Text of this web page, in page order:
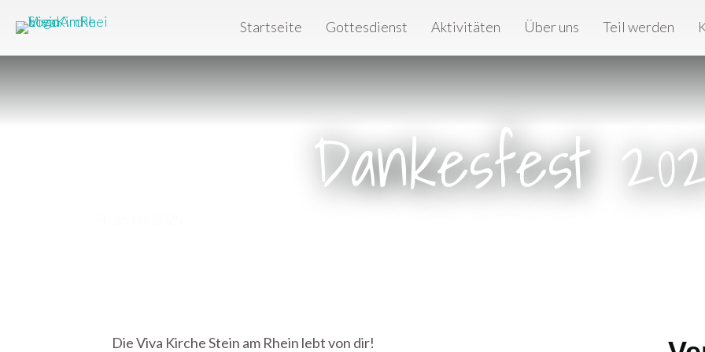
Startseite Gottesdienst Aktivitäten Über uns Teil werden
Dankesfest
Die Viva Kirche Stein am Rhein lebt von dir!